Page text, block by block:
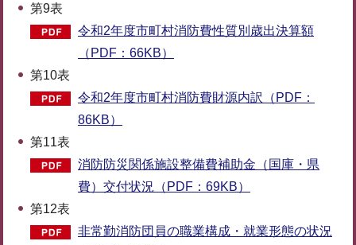
第9表
令和2年度市町村消防費性質別歳出決算額
（PDF：66KB）
第10表
令和2年度市町村消防費財源内訳（PDF：
86KB）
第11表
消防防災関係施設整備費補助金（国庫・県
費）交付状況（PDF：69KB）
第12表
非常勤消防団員の職業構成・就業形態の状況